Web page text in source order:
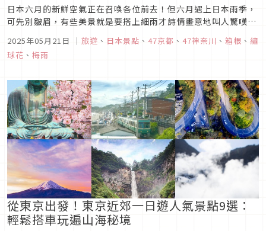
日本六月的新鮮空氣正在召喚各位前去！但六月遇上日本雨季，
可先別皺眉，有些美景就是要搭上細雨才詩情畫意地叫人驚嘆
遊景點喔！
2025年05月21日 ｜ 旅遊 、 日本景點 、 47京都 、 47神奈川 、 箱根 、 繡
球花 、 梅雨
從東京出發！東京近郊一日遊人氣景點9選：
輕鬆搭車玩遍山海秘境